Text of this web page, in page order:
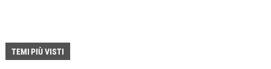
TEMI PIÙ VISTI